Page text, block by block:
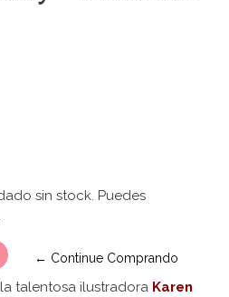
sin stock. Puedes
← Continue Comprando
talentosa ilustradora Karen